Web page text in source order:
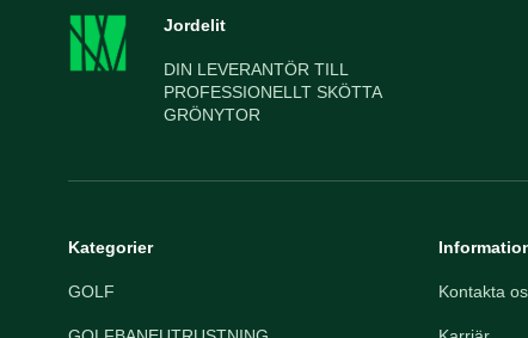
Jordelit
DIN LEVERANTÖR TILL
PROFESSIONELLT SKÖTTA
GRÖNYTOR
Kategorier
GOLF Kontakta